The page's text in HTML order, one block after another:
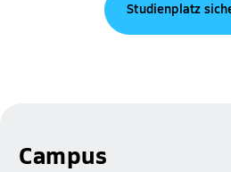
Studienplatz
Campus